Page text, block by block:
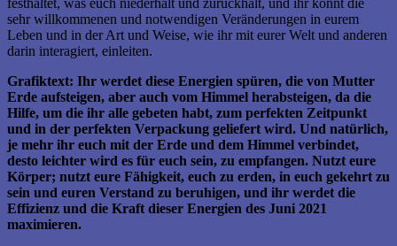
festhaltet, was euch niederhält und zurückhält, und ihr könnt die
sehr willkommenen und notwendigen Veränderungen in eurem
Leben und in der Art und Weise, wie ihr mit eurer Welt und anderen
darin interagiert, einleiten.
Grafiktext: Ihr werdet diese Energien spüren, die von Mutter
Erde aufsteigen, aber auch vom Himmel herabsteigen, da die
Hilfe, um die ihr alle gebeten habt, zum perfekten Zeitpunkt
und in der perfekten Verpackung geliefert wird. Und natürlich,
je mehr ihr euch mit der Erde und dem Himmel verbindet,
desto leichter wird es für euch sein, zu empfangen. Nutzt eure
Körper; nutzt eure Fähigkeit, euch zu erden, in euch gekehrt zu
sein und euren Verstand zu beruhigen, und ihr werdet die
Effizienz und die Kraft dieser Energien des Juni 2021
maximieren.